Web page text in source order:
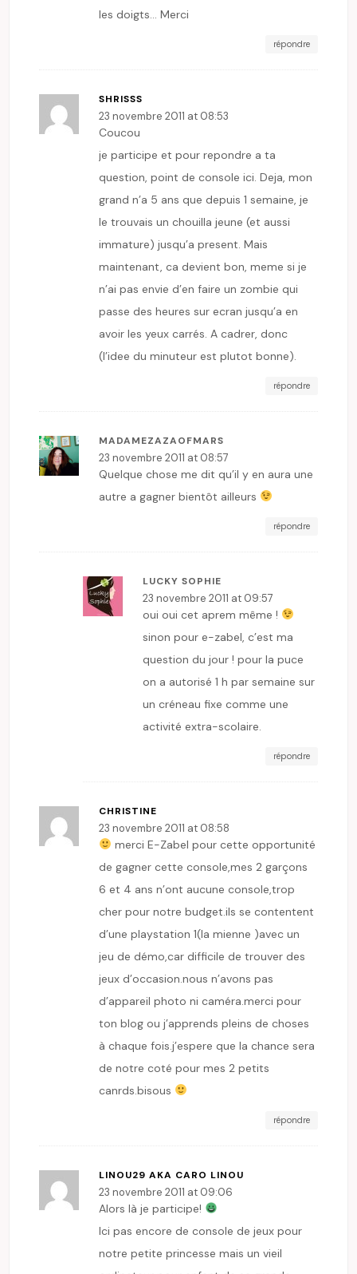
les doigts… Merci
répondre
SHRISSS
23 novembre 2011 at 08:53
Coucou
je participe et pour repondre a ta
question, point de console ici. Deja, mon
grand n’a 5 ans que depuis 1 semaine, je
le trouvais un chouilla jeune (et aussi
immature) jusqu’a present. Mais
maintenant, ca devient bon, meme si je
n’ai pas envie d’en faire un zombie qui
passe des heures sur ecran jusqu’a en
avoir les yeux carrés. A cadrer, donc
(l’idee du minuteur est plutot bonne).
répondre
MADAMEZAZAOFMARS
23 novembre 2011 at 08:57
Quelque chose me dit qu’il y en aura une
autre a gagner bientôt ailleurs
répondre
LUCKY SOPHIE
23 novembre 2011 at 09:57
oui oui cet aprem même !
sinon pour e-zabel, c’est ma
question du jour ! pour la puce
on a autorisé 1 h par semaine sur
un créneau fixe comme une
activité extra-scolaire.
répondre
CHRISTINE
23 novembre 2011 at 08:58
merci E-Zabel pour cette opportunité
de gagner cette console,mes 2 garçons
6 et 4 ans n’ont aucune console,trop
cher pour notre budget.ils se contentent
d’une playstation 1(la mienne )avec un
jeu de démo,car difficile de trouver des
jeux d’occasion.nous n’avons pas
d’appareil photo ni caméra.merci pour
ton blog ou j’apprends pleins de choses
à chaque fois.j’espere que la chance sera
de notre coté pour mes 2 petits
canrds.bisous
répondre
LINOU29 AKA CARO LINOU
23 novembre 2011 at 09:06
Alors là je participe!
Ici pas encore de console de jeux pour
notre petite princesse mais un vieil